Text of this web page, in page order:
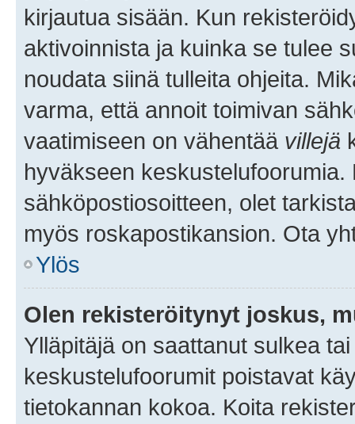
kirjautua sisään. Kun
aktivoinnista ja kuinka se tulee
noudata siinä tulleita ohjeita.
varma, että annoit toimivan
vaatimiseen on vähentää villejä
hyväkseen
sähköpostiosoitteen, olet
myös roskapostikansion. Ota
Ylös
Olen rekisteröitynyt joskus,
Ylläpitäjä on saattanut sulkea
keskustelufoorumit poistavat
tietokannan kokoa. Koita